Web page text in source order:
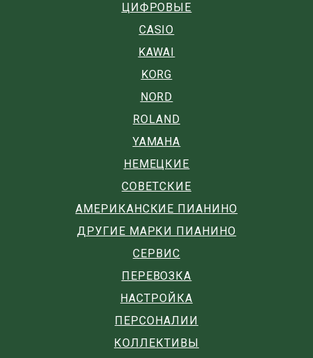
ЦИФРОВЫЕ
CASIO
KAWAI
KORG
NORD
ROLAND
YAMAHA
НЕМЕЦКИЕ
СОВЕТСКИЕ
АМЕРИКАНСКИЕ ПИАНИНО
ДРУГИЕ МАРКИ ПИАНИНО
СЕРВИС
ПЕРЕВОЗКА
НАСТРОЙКА
ПЕРСОНАЛИИ
КОЛЛЕКТИВЫ